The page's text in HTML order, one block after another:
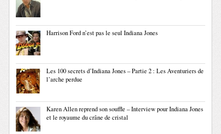
Harrison Ford n’est pas le seul Indiana Jones
Les 100 secrets d’Indiana Jones – Partie 2 : Les Aventuriers de
l’arche perdue
Karen Allen reprend son souffle – Interview pour Indiana Jones
et le royaume du crâne de cristal